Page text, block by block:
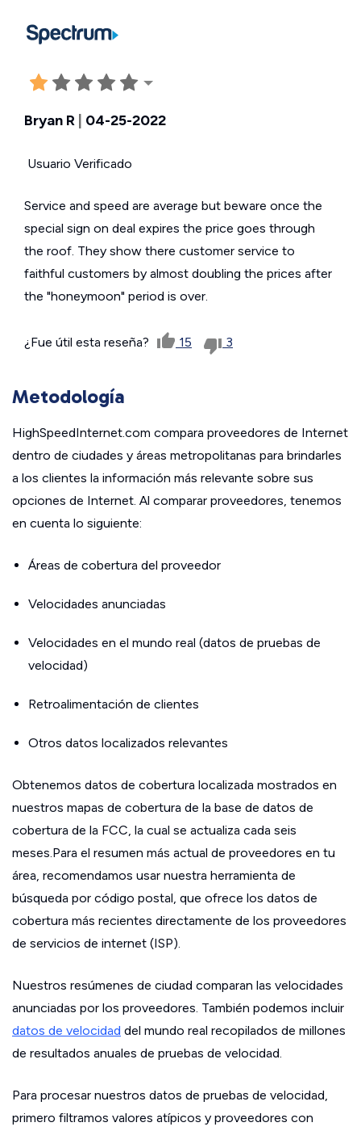
Bryan R | 04-25-2022
Usuario Verificado
Service and speed are average but beware once the
special sign on deal expires the price goes through
the roof. They show there customer service to
faithful customers by almost doubling the prices after
the "honeymoon" period is over.
¿Fue útil esta reseña? 15 3
Metodología
HighSpeedInternet.com compara proveedores de Internet
dentro de ciudades y áreas metropolitanas para brindarles
a los clientes la información más relevante sobre sus
opciones de Internet. Al comparar proveedores, tenemos
en cuenta lo siguiente:
Áreas de cobertura del proveedor
Velocidades anunciadas
Velocidades en el mundo real (datos de pruebas de
velocidad)
Retroalimentación de clientes
Otros datos localizados relevantes
Obtenemos datos de cobertura localizada mostrados en
nuestros mapas de cobertura de la base de datos de
cobertura de la FCC, la cual se actualiza cada seis
meses.Para el resumen más actual de proveedores en tu
área, recomendamos usar nuestra herramienta de
búsqueda por código postal, que ofrece los datos de
cobertura más recientes directamente de los proveedores
de servicios de internet (ISP).
Nuestros resúmenes de ciudad comparan las velocidades
anunciadas por los proveedores. También podemos incluir
datos de velocidad del mundo real recopilados de millones
de resultados anuales de pruebas de velocidad.
Para procesar nuestros datos de pruebas de velocidad,
primero filtramos valores atípicos y proveedores con